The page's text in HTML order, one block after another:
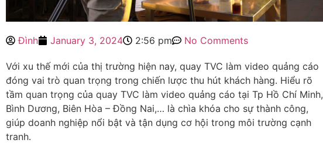
Đình January 3, 2024 2:56 pm No Comments
Với xu thế mới của thị trường hiện nay, quay TVC làm video quảng cáo
đóng vai trò quan trọng trong chiến lược thu hút khách hàng. Hiểu rõ
tầm quan trọng của quay TVC làm video quảng cáo tại Tp Hồ Chí Minh,
Bình Dương, Biên Hòa – Đồng Nai,… là chìa khóa cho sự thành công,
giúp doanh nghiệp nổi bật và tận dụng cơ hội trong môi trường cạnh
tranh.